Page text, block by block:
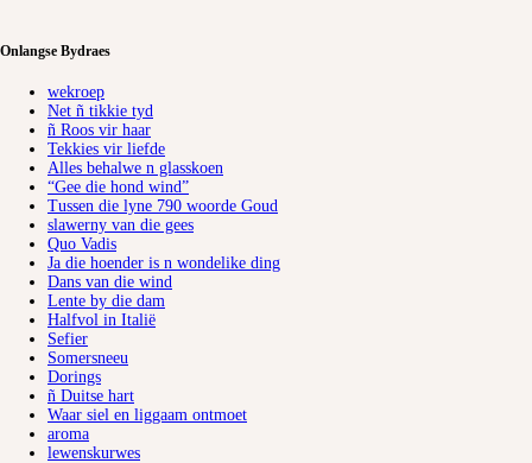
Onlangse Bydraes
wekroep
Net ñ tikkie tyd
ñ Roos vir haar
Tekkies vir liefde
Alles behalwe n glasskoen
“Gee die hond wind”
Tussen die lyne 790 woorde Goud
slawerny van die gees
Quo Vadis
Ja die hoender is n wondelike ding
Dans van die wind
Lente by die dam
Halfvol in Italië
Sefier
Somersneeu
Dorings
ñ Duitse hart
Waar siel en liggaam ontmoet
aroma
lewenskurwes